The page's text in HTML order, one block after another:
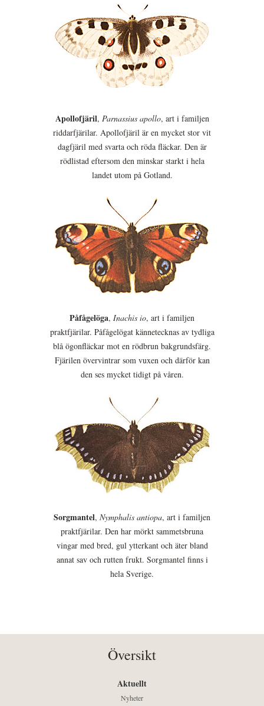
Apollofjäril, Parnassius apollo, art i familjen
riddarfjärilar. Apollofjäril är en mycket stor vit
dagfjäril med svarta och röda fläckar. Den är
rödlistad eftersom den minskar starkt i hela
landet utom på Gotland.
Påfågelöga, Inachis io, art i familjen
praktfjärilar. Påfågelögat kännetecknas av tydliga
blå ögonfläckar mot en rödbrun bakgrundsfärg.
Fjärilen övervintrar som vuxen och därför kan
den ses mycket tidigt på våren.
Sorgmantel, Nymphalis antiopa, art i familjen
praktfjärilar. Den har mörkt sammetsbruna
vingar med bred, gul ytterkant och äter bland
annat sav och rutten frukt. Sorgmantel finns i
hela Sverige.
Översikt
Aktuellt
Nyheter